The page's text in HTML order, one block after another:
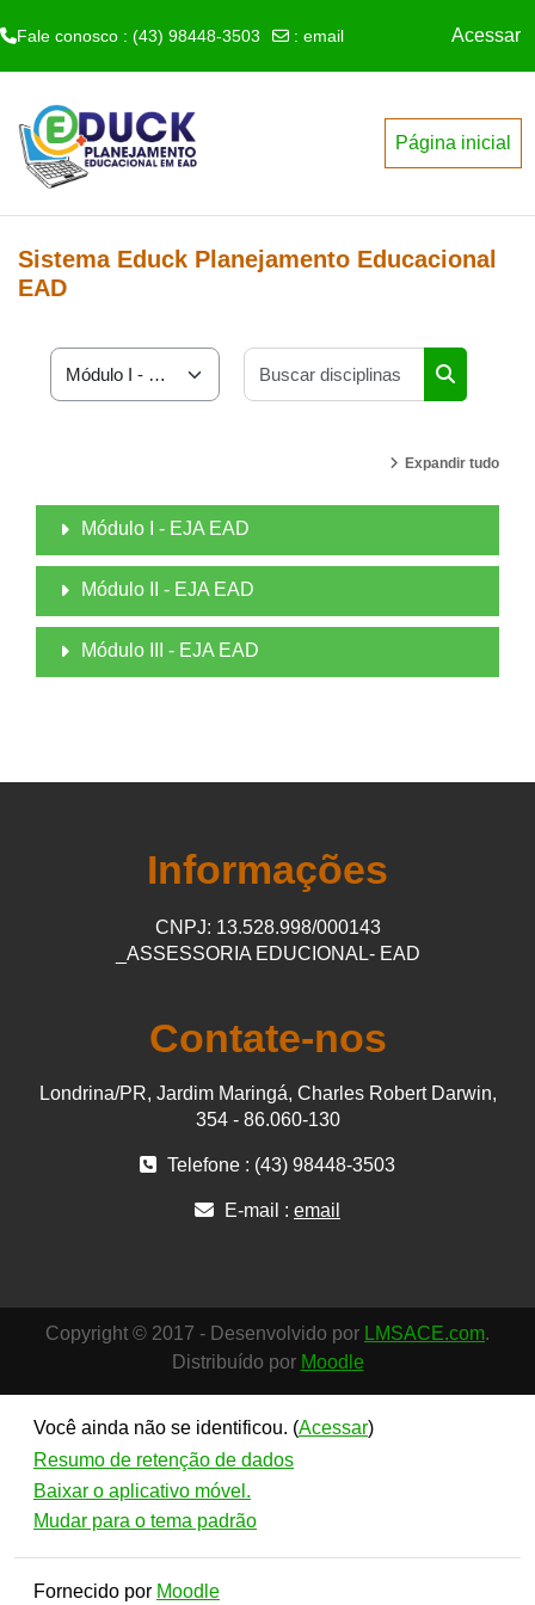
Fale conosco : (43) 98448-3503 : email Acessar
Página inicial
Sistema Educk Planejamento Educacional
EAD
Cursos das Disciplinas
Buscar
Expandir tudo
Módulo I - EJA EAD
Módulo II - EJA EAD
Módulo III - EJA EAD
Informações
CNPJ: 13.528.998/000143
_ASSESSORIA EDUCIONAL- EAD
Contate-nos
Londrina/PR, Jardim Maringá, Charles Robert Darwin,
354 - 86.060-130
Telefone : (43) 98448-3503
E-mail : email
Copyright © 2017 - Desenvolvido por LMSACE.com.
Distribuído por Moodle
Você ainda não se identificou. (Acessar)
Resumo de retenção de dados
Baixar o aplicativo móvel.
Mudar para o tema padrão
Fornecido por Moodle